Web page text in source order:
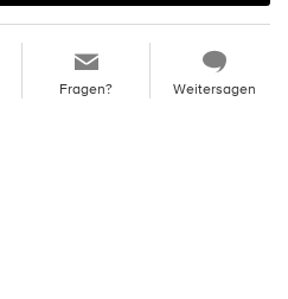
Fragen? Weitersagen